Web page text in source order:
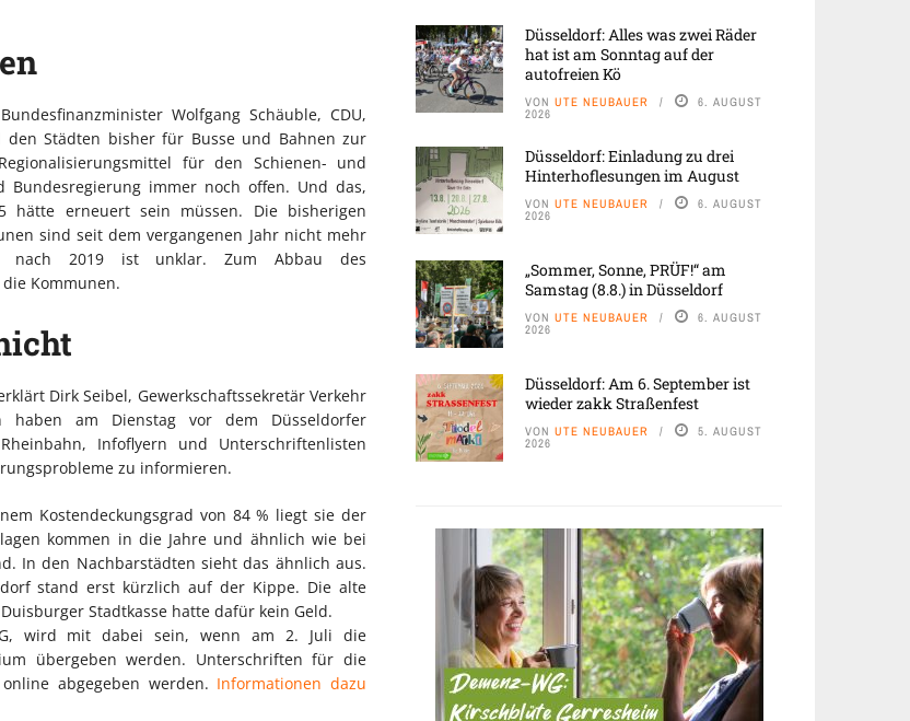
Wolfgang Schäuble, CDU,
Städten bisher für Busse und Bahnen zur
für den Schienen- und
immer noch offen. Und das,
hätte erneuert sein müssen. Die bisherigen
sind seit dem vergangenen Jahr nicht mehr
nach 2019 ist unklar. Zum Abbau des
Kommunen.
Dirk Seibel, Gewerkschaftssekretär Verkehr
haben am Dienstag vor dem Düsseldorfer
Infoflyern und Unterschriftenlisten
zu informieren.
Kostendeckungsgrad von 84 % liegt sie der
kommen in die Jahre und ähnlich wie bei
In den Nachbarstädten sieht das ähnlich aus.
stand erst kürzlich auf der Kippe. Die alte
Stadtkasse hatte dafür kein Geld.
wird mit dabei sein, wenn am 2. Juli die
übergeben werden. Unterschriften für die
abgegeben werden. Informationen dazu
Düsseldorf: Alles was zwei Räder
hat ist am Sonntag auf der
autofreien Kö
VON UTE NEUBAUER 6. AUGUST
2026
Düsseldorf: Einladung zu drei
Hinterhoflesungen im August
VON UTE NEUBAUER 6. AUGUST
2026
„Sommer, Sonne, PRÜF!“ am
Samstag (8.8.) in Düsseldorf
VON UTE NEUBAUER 6. AUGUST
2026
Düsseldorf: Am 6. September ist
wieder zakk Straßenfest
VON UTE NEUBAUER 5. AUGUST
2026